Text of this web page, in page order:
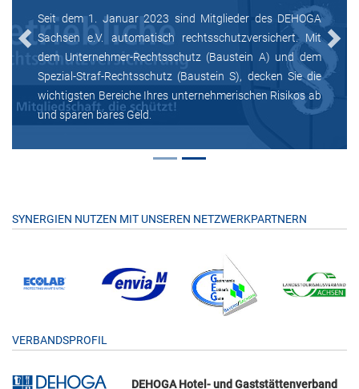
Seit dem 1. Januar 2023 sind Mitglieder des DEHOGA
Sachsen e.V. automatisch rechtsschutzversichert. Mit
dem Unternehmer-Rechtsschutz (Baustein A) und dem
Spezial-Straf-Rechtsschutz (Baustein S), decken Sie die
wichtigsten Bereiche Ihres unternehmerischen Risikos ab
und sparen bares Geld.
Previous Next
SYNERGIEN NUTZEN MIT UNSEREN NETZWERKPARTNERN
VERBANDSPROFIL
DEHOGA Hotel- und Gaststättenverband